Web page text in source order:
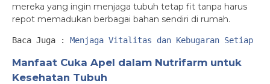
mereka yang ingin menjaga tubuh tetap fit tanpa harus
repot memadukan berbagai bahan sendiri di rumah.
Baca Juga : Menjaga Vitalitas dan Kebugaran Setiap
Manfaat Cuka Apel dalam Nutrifarm untuk
Kesehatan Tubuh